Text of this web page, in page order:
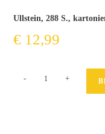
Ullstein, 288 S.,
€ 12,99
- +